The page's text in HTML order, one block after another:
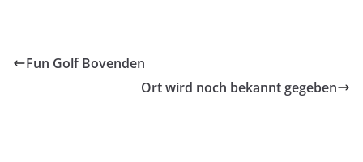
Fun Golf Bovenden
Ort wird noch bekannt gegeben